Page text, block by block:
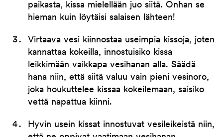
paikasta, kissa mielellään juo siitä. Onhan se
hieman kuin löytäisi salaisen lähteen!
Virtaava vesi kiinnostaa useimpia kissoja, joten
kannattaa kokeilla, innostuisiko kissa
leikkimään vaikkapa vesihanan alla. Säädä
hana niin, että siitä valuu vain pieni vesinoro,
joka houkuttelee kissaa kokeilemaan, saisiko
vettä napattua kiinni.
Hyvin usein kissat innostuvat vesileikeistä niin,